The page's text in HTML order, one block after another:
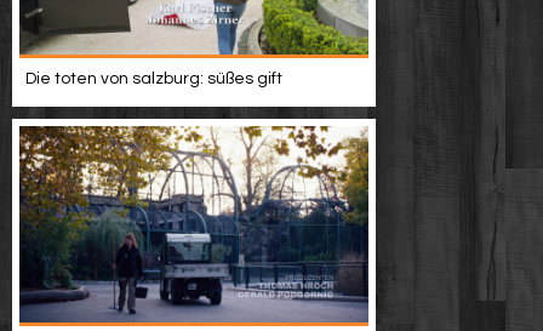
Die toten von salzburg: süßes gift